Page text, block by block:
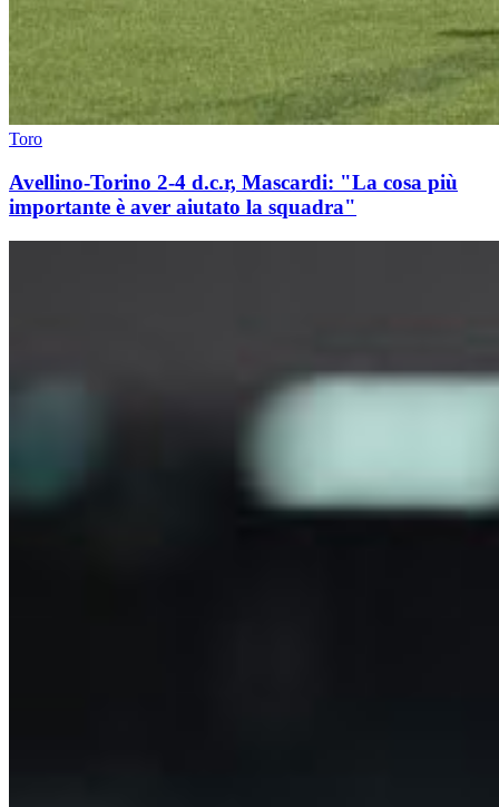
Toro
Avellino-Torino 2-4 d.c.r, Mascardi: "La cosa più
importante è aver aiutato la squadra"